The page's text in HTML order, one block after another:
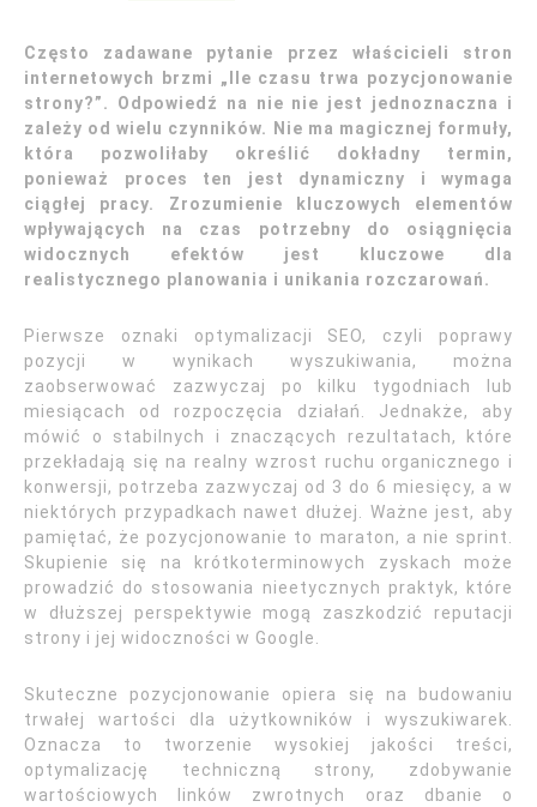
Często zadawane pytanie przez właścicieli stron
internetowych brzmi „Ile czasu trwa pozycjonowanie
strony?”. Odpowiedź na nie nie jest jednoznaczna i
zależy od wielu czynników. Nie ma magicznej formuły,
która pozwoliłaby określić dokładny termin,
ponieważ proces ten jest dynamiczny i wymaga
ciągłej pracy. Zrozumienie kluczowych elementów
wpływających na czas potrzebny do osiągnięcia
widocznych efektów jest kluczowe dla
realistycznego planowania i unikania rozczarowań.
Pierwsze oznaki optymalizacji SEO, czyli poprawy
pozycji w wynikach wyszukiwania, można
zaobserwować zazwyczaj po kilku tygodniach lub
miesiącach od rozpoczęcia działań. Jednakże, aby
mówić o stabilnych i znaczących rezultatach, które
przekładają się na realny wzrost ruchu organicznego i
konwersji, potrzeba zazwyczaj od 3 do 6 miesięcy, a w
niektórych przypadkach nawet dłużej. Ważne jest, aby
pamiętać, że pozycjonowanie to maraton, a nie sprint.
Skupienie się na krótkoterminowych zyskach może
prowadzić do stosowania nieetycznych praktyk, które
w dłuższej perspektywie mogą zaszkodzić reputacji
strony i jej widoczności w Google.
Skuteczne pozycjonowanie opiera się na budowaniu
trwałej wartości dla użytkowników i wyszukiwarek.
Oznacza to tworzenie wysokiej jakości treści,
optymalizację techniczną strony, zdobywanie
wartościowych linków zwrotnych oraz dbanie o